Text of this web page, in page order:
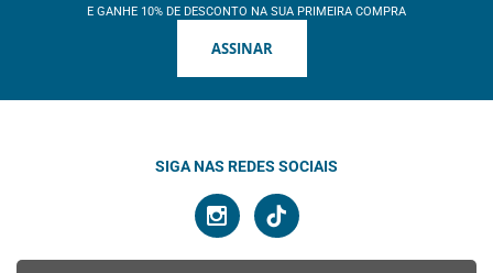
E GANHE 10% DE DESCONTO NA SUA PRIMEIRA COMPRA
ASSINAR
SIGA NAS REDES SOCIAIS